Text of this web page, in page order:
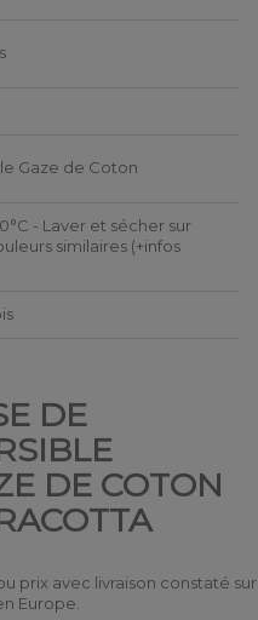
Gaze de Coton
- Laver et sécher sur
similaires (+infos
DE
DE COTON
prix avec livraison constaté sur
Europe.